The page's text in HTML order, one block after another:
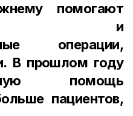
помогают
и
операции,
В прошлом году
помощь
пациентов,